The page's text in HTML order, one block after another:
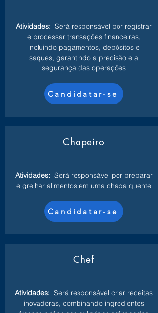
Atividades: Será responsável por registrar
e processar transações financeiras,
incluindo pagamentos, depósitos e
saques, garantindo a precisão e a
segurança das operações
Candidatar-se
Chapeiro
Atividades: Será responsável por preparar
e grelhar alimentos em uma chapa quente
Candidatar-se
Chef
Atividades: Será responsável criar receitas
inovadoras, combinando ingredientes